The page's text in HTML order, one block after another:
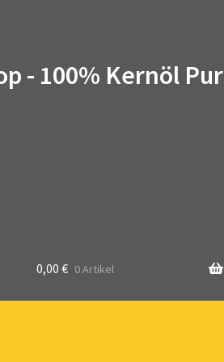
- 100% Kernöl Pur
0,00 € 0 Artikel